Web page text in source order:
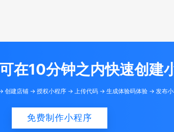
在10分钟之内快速创建
创建店铺 -> 授权小程序 -> 上传代码 -> 生成体验码体验 -> 发布
免费制作小程序